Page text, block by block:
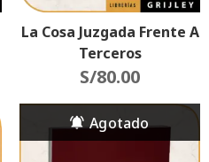
La Cosa Juzgada Frente A
Terceros
S/80.00